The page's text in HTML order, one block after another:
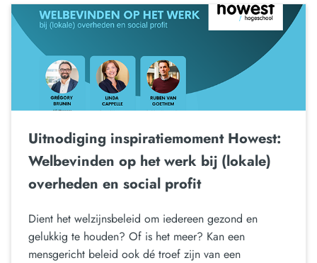
Uitnodiging inspiratiemoment Howest:
Welbevinden op het werk bij (lokale)
overheden en social profit
Dient het welzijnsbeleid om iedereen gezond en
gelukkig te houden? Of is het meer? Kan een
mensgericht beleid ook dé troef zijn van een